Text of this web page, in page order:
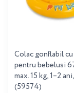
Colac gonflabil cu
pentru bebelusi
max. 15 kg, 1–2
(59574)